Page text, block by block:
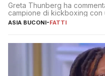
Greta Thunberg ha
campione di kickboxing
ASIA BUCONI-FATTI